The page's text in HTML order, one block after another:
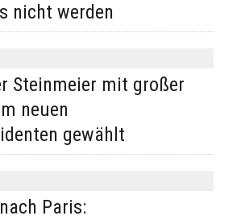
nicht werden
Steinmeier mit großer
neuen
gewählt
Paris: